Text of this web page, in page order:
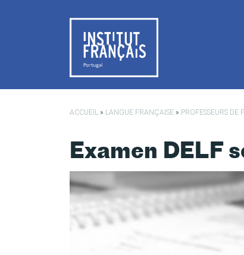
ACCUEIL » LANGUE FRANÇAISE » PROFESSEURS DE
Examen DELF